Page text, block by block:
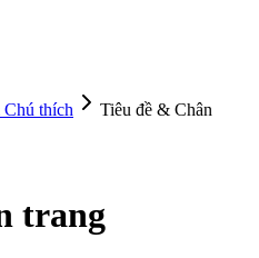
thích
Tiêu đề & Chân
trang